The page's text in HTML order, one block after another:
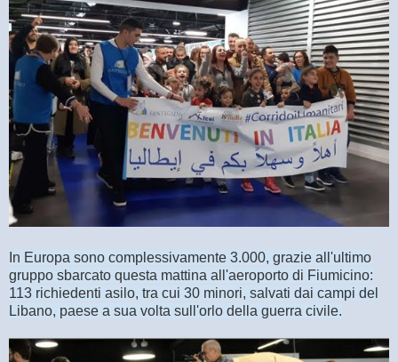
In Europa sono complessivamente 3.000, grazie all'ultimo
gruppo sbarcato questa mattina all'aeroporto di Fiumicino:
113 richiedenti asilo, tra cui 30 minori, salvati dai campi del
Libano, paese a sua volta sull'orlo della guerra civile.